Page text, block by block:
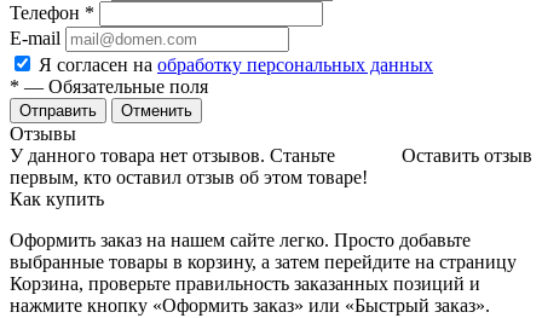
Телефон *
E-mail
Я согласен на обработку персональных данных
* — Обязательные поля
Отменить
Отзывы
Оставить отзыв
У данного товара нет отзывов. Станьте
первым, кто оставил отзыв об этом товаре!
Как купить
Оформить заказ на нашем сайте легко. Просто добавьте
выбранные товары в корзину, а затем перейдите на страницу
Корзина, проверьте правильность заказанных позиций и
нажмите кнопку «Оформить заказ» или «Быстрый заказ».